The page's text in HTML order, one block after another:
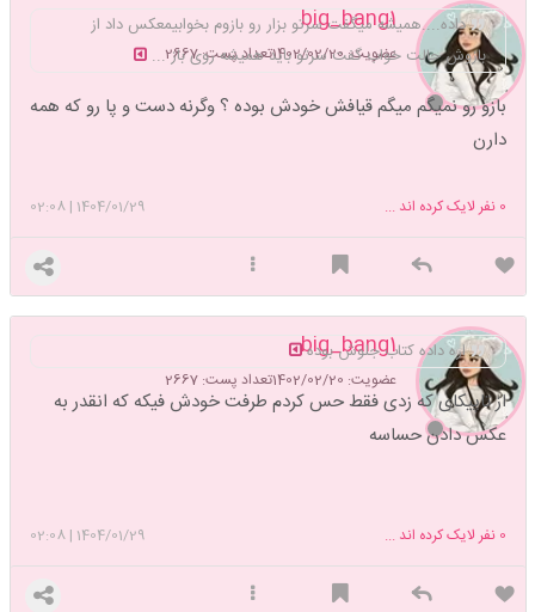
big_bang1
عضویت: 1402/02/20 تعداد پست: 2667
داده....همیشه میگفت سرتو بزار رو بازوم بخوابیمعکس داد از
بازوش حالت خواب گفت سرتو باید همیشه روی باز ...
بازو رو نمیگم میگم قیافش خودش بوده ؟ وگرنه دست و پا رو که همه
دارن
1404/01/29
|
02:08 0 نفر لایک کرده اند ...
big_bang1
عضویت: 1402/02/20 تعداد پست: 2667
اره داده کتاب جلوش بوده
از تاپیکای که زدی فقط حس کردم طرفت خودش فیکه که انقدر به
عکس دادن حساسه
1404/01/29
|
02:08 0 نفر لایک کرده اند ...